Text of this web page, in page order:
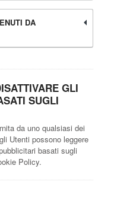
DA
GLI
SUGLI
da uno qualsiasi dei
Utenti possono leggere
basati sugli
Policy.